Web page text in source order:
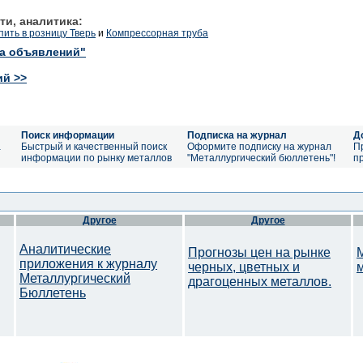
аналитика:
в розницу Тверь и Компрессорная труба
объявлений"
>>
Поиск информации
Быстрый и качественный поиск
информации по рынку металлов
Подписка на журнал
Оформите подписку на журнал
"Металлургический бюллетень"!
Другое
Аналитические
приложения к журналу
Металлургический
Бюллетень
Другое
Прогнозы цен на рынке
черных, цветных и
драгоценных металлов.